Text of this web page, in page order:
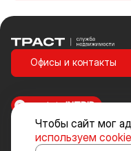
Чтобы сайт мог
используем
Траст | Служба
Офисы и контакты
Стоимость объектов
включенных в «Прайс-лист»
made inINTRID